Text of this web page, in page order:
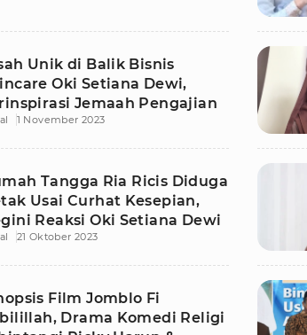
Unik di Balik Bisnis
Oki Setiana Dewi,
Jemaah Pengajian
1 November 2023
Tangga Ria Ricis Diduga
Usai Curhat Kesepian,
Reaksi Oki Setiana Dewi
21 Oktober 2023
Film Jomblo Fi
Drama Komedi Religi